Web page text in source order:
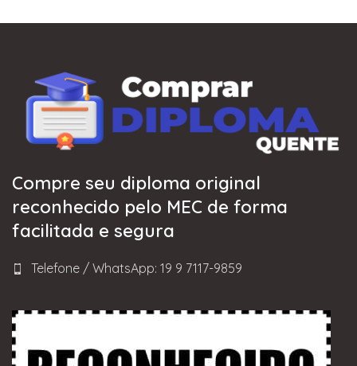
Compre seu diploma original
reconhecido pelo MEC de forma
facilitada e segura
Telefone / WhatsApp: 19 9 7117-9859